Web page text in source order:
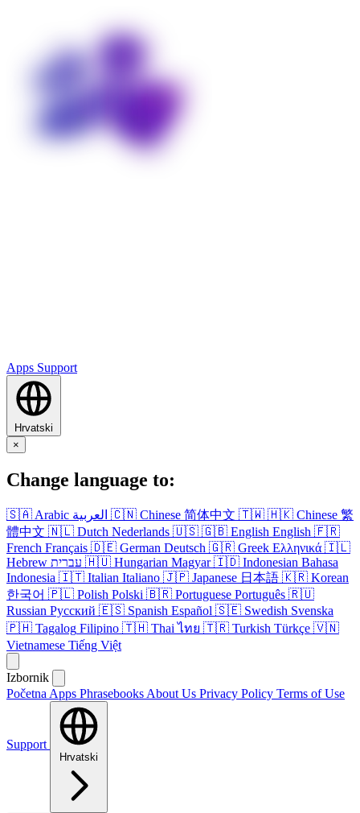
Apps Support
Hrvatski
×
Change language to:
🇸🇦 Arabic العربية 🇨🇳 Chinese 简体中文 🇹🇼 🇭🇰 Chinese 繁
體中文 🇳🇱 Dutch Nederlands 🇺🇸 🇬🇧 English English 🇫🇷
French Français 🇩🇪 German Deutsch 🇬🇷 Greek Ελληνικά 🇮🇱
Hebrew עברית 🇭🇺 Hungarian Magyar 🇮🇩 Indonesian Bahasa
Indonesia 🇮🇹 Italian Italiano 🇯🇵 Japanese 日本語 🇰🇷 Korean
한국어 🇵🇱 Polish Polski 🇧🇷 Portuguese Português 🇷🇺
Russian Русский 🇪🇸 Spanish Español 🇸🇪 Swedish Svenska
🇵🇭 Tagalog Filipino 🇹🇭 Thai ไทย 🇹🇷 Turkish Türkçe 🇻🇳
Vietnamese Tiếng Việt
Izbornik
Početna Apps Phrasebooks About Us Privacy Policy Terms of Use
Support
Hrvatski